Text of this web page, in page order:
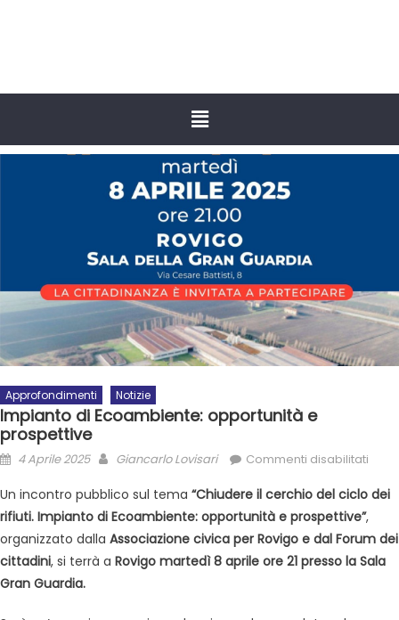
Approfondimenti Notizie
Impianto di Ecoambiente: opportunità e
prospettive
4 Aprile 2025 Giancarlo Lovisari Commenti disabilitati
Un incontro pubblico sul tema “Chiudere il cerchio del ciclo dei
rifiuti. Impianto di Ecoambiente: opportunità e prospettive”,
organizzato dalla Associazione civica per Rovigo e dal Forum dei
cittadini, si terrà a Rovigo martedì 8 aprile ore 21 presso la Sala
Gran Guardia.